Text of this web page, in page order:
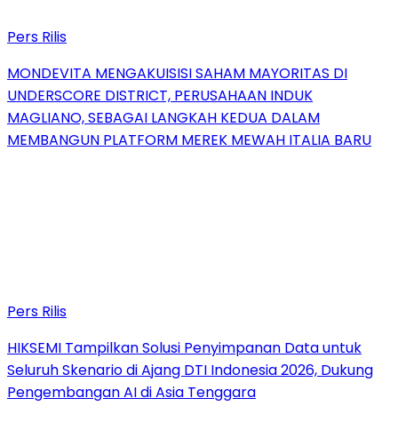
Pers Rilis
MONDEVITA MENGAKUISISI SAHAM MAYORITAS DI
UNDERSCORE DISTRICT, PERUSAHAAN INDUK
MAGLIANO, SEBAGAI LANGKAH KEDUA DALAM
MEMBANGUN PLATFORM MEREK MEWAH ITALIA BARU
Pers Rilis
HIKSEMI Tampilkan Solusi Penyimpanan Data untuk
Seluruh Skenario di Ajang DTI Indonesia 2026, Dukung
Pengembangan AI di Asia Tenggara